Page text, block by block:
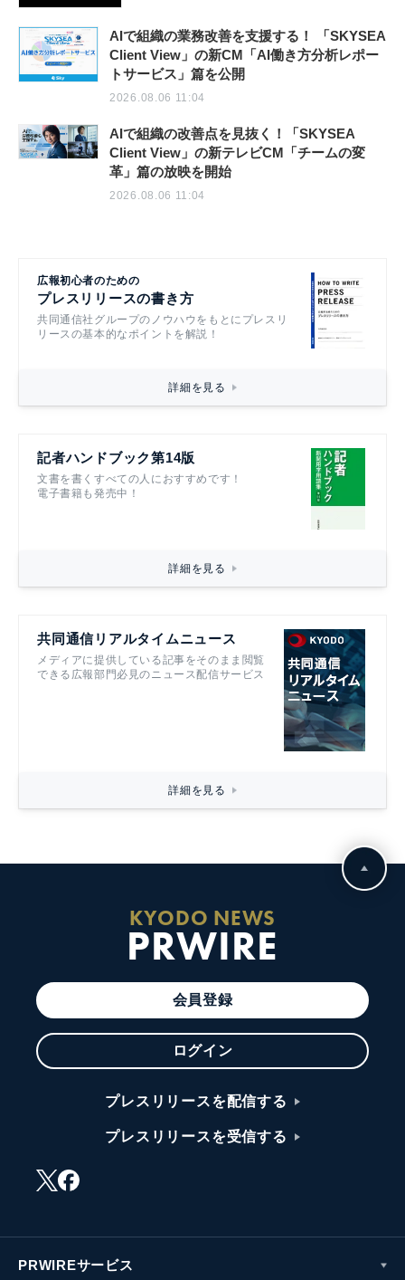
AIで組織の業務改善を支援する！ 「SKYSEA
Client View」の新CM「AI働き方分析レポー
トサービス」篇を公開
2026.08.06 11:04
AIで組織の改善点を見抜く！「SKYSEA
Client View」の新テレビCM「チームの変
革」篇の放映を開始
2026.08.06 11:04
広報初心者のための
プレスリリースの書き方
共同通信社グループのノウハウをもとにプレスリ
リースの基本的なポイントを解説！
詳細を見る
記者ハンドブック第14版
文書を書くすべての人におすすめです！
電子書籍も発売中！
詳細を見る
共同通信リアルタイムニュース
メディアに提供している記事をそのまま閲覧
できる広報部門必見のニュース配信サービス
詳細を見る
KYODO NEWS
PRWIRE
会員登録
ログイン
プレスリリースを配信する
プレスリリースを受信する
PRWIREサービス